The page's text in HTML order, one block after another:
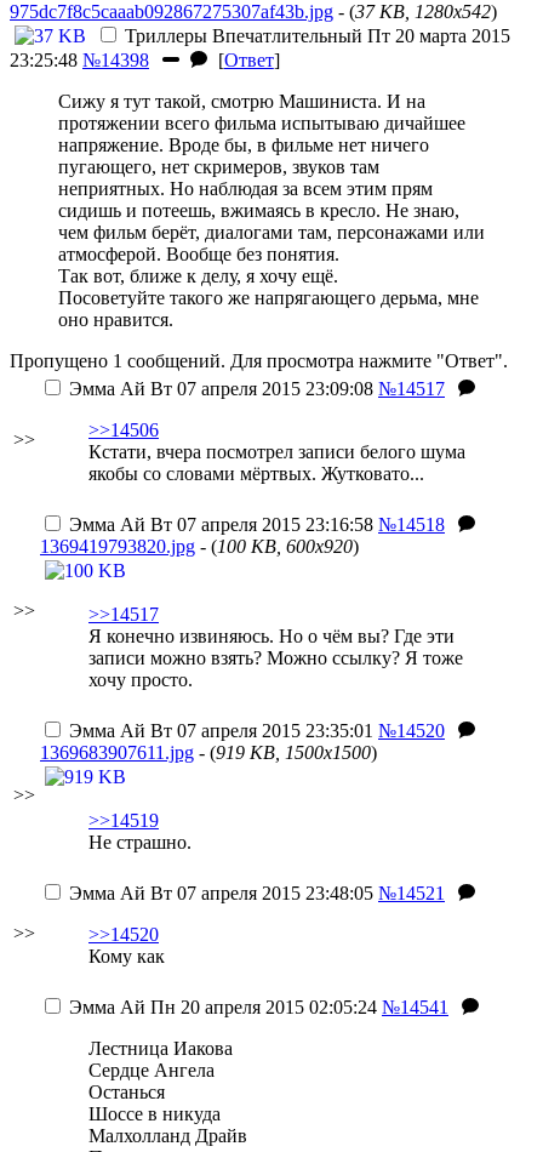
975dc7f8c5caaab092867275307af43b.jpg - (37 KB, 1280x542)
Триллеры Впечатлительный Пт 20 марта 2015
23:25:48 №14398 [Ответ]
Сижу я тут такой, смотрю Машиниста. И на
протяжении всего фильма испытываю дичайшее
напряжение. Вроде бы, в фильме нет ничего
пугающего, нет скримеров, звуков там
неприятных. Но наблюдая за всем этим прям
сидишь и потеешь, вжимаясь в кресло. Не знаю,
чем фильм берёт, диалогами там, персонажами или
атмосферой. Вообще без понятия.
Так вот, ближе к делу, я хочу ещё.
Посоветуйте такого же напрягающего дерьма, мне
оно нравится.
Пропущено 1 сообщений. Для просмотра нажмите "Ответ".
>>
Эмма Ай Вт 07 апреля 2015 23:09:08 №14517
>>14506
Кстати, вчера посмотрел записи белого шума
якобы со словами мёртвых. Жутковато...
>>
Эмма Ай Вт 07 апреля 2015 23:16:58 №14518
1369419793820.jpg - (100 KB, 600x920)
>>14517
Я конечно извиняюсь. Но о чём вы? Где эти
записи можно взять? Можно ссылку? Я тоже
хочу просто.
>>
Эмма Ай Вт 07 апреля 2015 23:35:01 №14520
1369683907611.jpg - (919 KB, 1500x1500)
>>14519
Не страшно.
>>
Эмма Ай Вт 07 апреля 2015 23:48:05 №14521
>>14520
Кому как
Эмма Ай Пн 20 апреля 2015 02:05:24 №14541
Лестница Иакова
Сердце Ангела
Останься
Шоссе в никуда
Малхолланд Драйв